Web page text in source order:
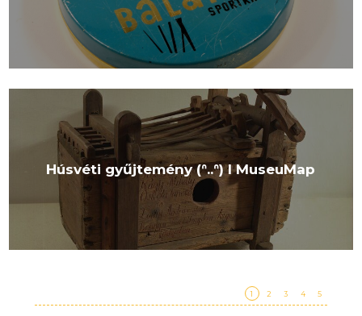
Húsvéti gyűjtemény (ᐢ..ᐢ) I MuseuMap
1 2 3 4 5